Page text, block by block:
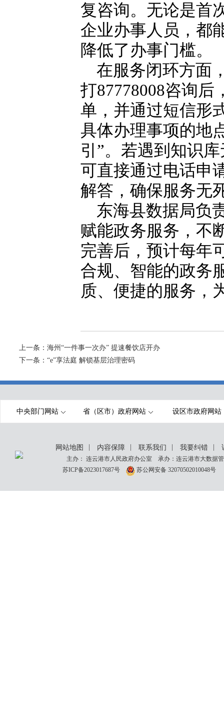
复咨询。无论是首
企业办事人员，都
降低了办事门槛。
在服务闭环方面
打87778008咨询
单，并通过短信形
具体办理事项的地
引”。若遇到知识
可直接通过电话申
解答，确保服务无
东海县数据局负
赋能政务服务，不
完善后，预计每年
合规、智能的政务
质、便捷的服务，
上一条： 海州“一件事一次办” 提速餐饮店开办
下一条： “e”享法庭 解锁基层治理密码
中央部门网站 省（区市）政府网站 设区市政府网站
网站地图 内容保障 联系我们 我要纠错
主办： 连云港市人民政府办公室 承办：连云港市大数据
苏ICP备2023017687号
苏公网安备 32070502010048号